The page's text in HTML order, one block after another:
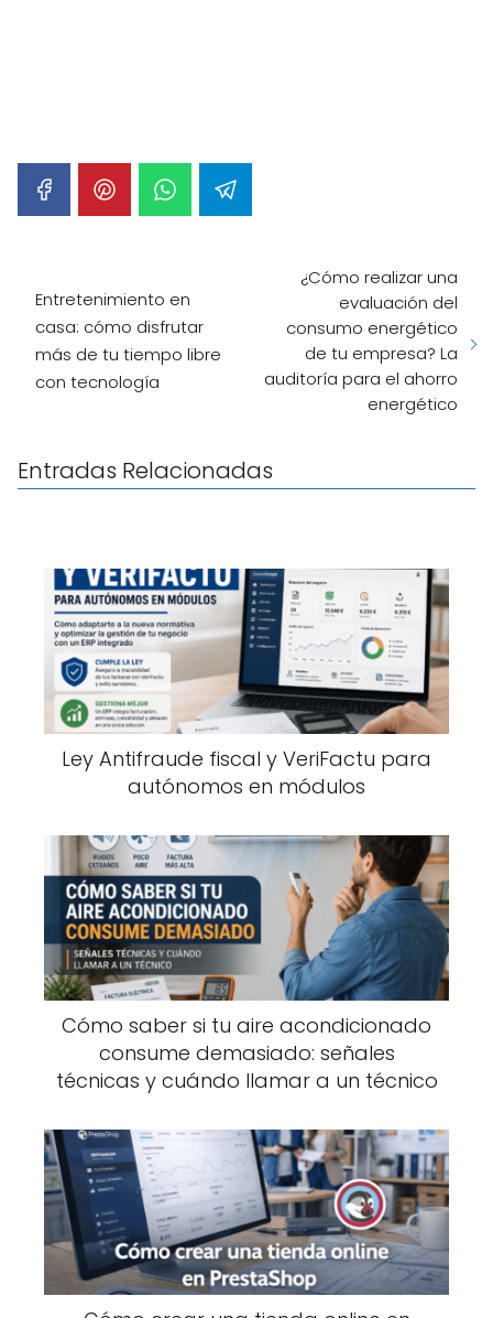
Entretenimiento en
casa: cómo disfrutar
más de tu tiempo libre
con tecnología
¿Cómo realizar una
evaluación del
consumo energético
de tu empresa? La
auditoría para el ahorro
energético
Entradas Relacionadas
Ley Antifraude fiscal y VeriFactu para
autónomos en módulos
Cómo saber si tu aire acondicionado
consume demasiado: señales
técnicas y cuándo llamar a un técnico